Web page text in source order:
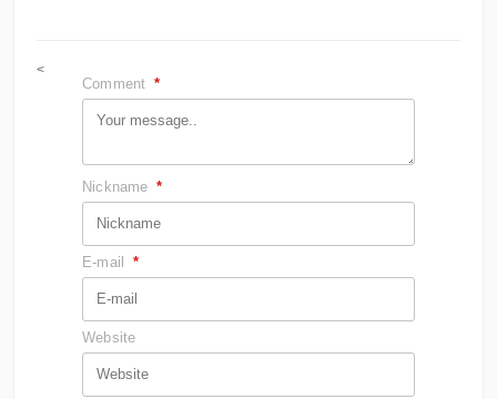
<
Comment *
Nickname *
E-mail *
Website